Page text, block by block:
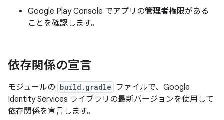
Google Play Console でアプリの管理者権限がある
ことを確認します。
依存関係の宣言
モジュールの build.gradle
ファイルで、Google
Identity Services ライブラリの最新バージョンを使用して
依存関係を宣言します。